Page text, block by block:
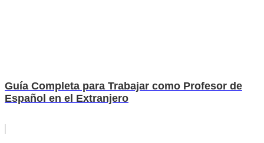
Guía Completa para Trabajar como Profesor de
Español en el Extranjero